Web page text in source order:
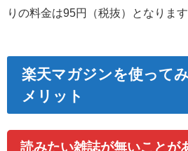
りの料金は95円（税抜）となります
楽天マガジンを使って
メリット
読みたい雑誌が無いことが